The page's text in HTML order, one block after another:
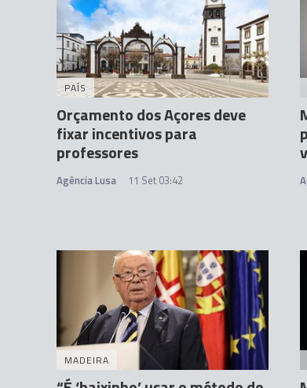
PAÍS
Orçamento dos Açores deve
fixar incentivos para
professores
Agência Lusa 11 Set 03:42
MADEIRA